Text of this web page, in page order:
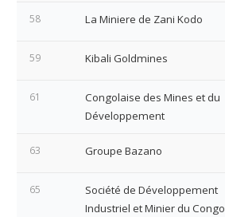
58 La Miniere de Zani Kodo
59 Kibali Goldmines
61
Congolaise des Mines et du
Développement
63 Groupe Bazano
65
Société de Développement
Industriel et Minier du Congo